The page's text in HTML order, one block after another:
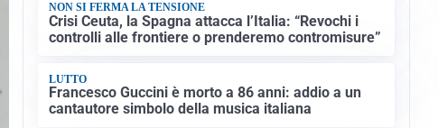
NON SI FERMA LA TENSIONE
Crisi Ceuta, la Spagna attacca l’Italia: “Revochi i
controlli alle frontiere o prenderemo contromisure”
LUTTO
Francesco Guccini è morto a 86 anni: addio a un
cantautore simbolo della musica italiana